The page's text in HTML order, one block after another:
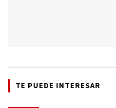
TE PUEDE INTERESAR